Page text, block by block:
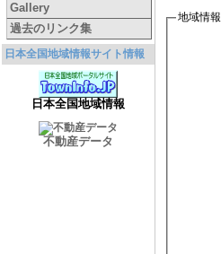
Gallery
過去のリンク集
日本全国地域情報サイト情報
日本全国地域情報
不動産データ
地域情報